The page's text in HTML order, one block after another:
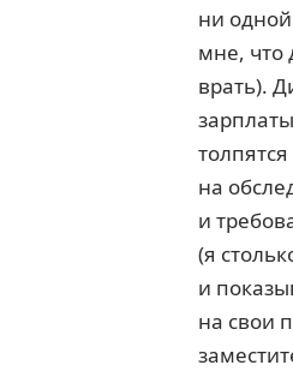
ни
мне, что
врать).
на
и
(я
и
на свои